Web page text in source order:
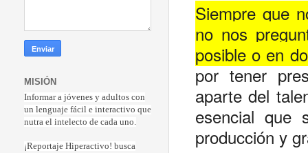
Siempre que
no nos
posible o en
por tener
aparte del
esencial que
producción y
MISIÓN
Informar a jóvenes y adultos con
un lenguaje fácil e interactivo que
nutra el intelecto de cada uno.
¡Reportaje Hiperactivo! busca